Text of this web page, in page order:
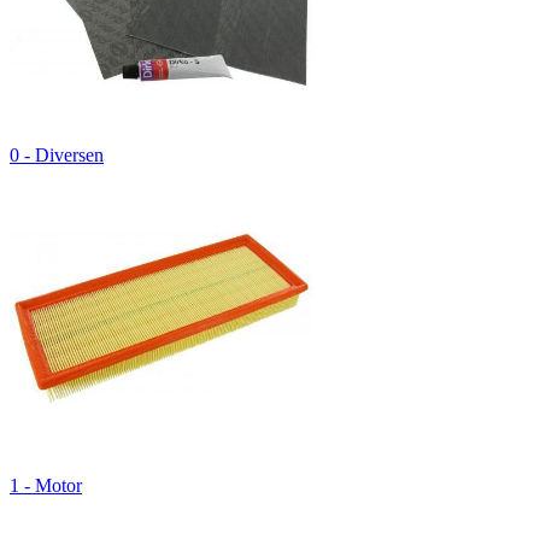
0 - Diversen
1 - Motor